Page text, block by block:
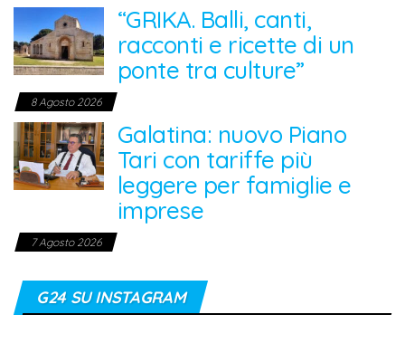
“GRIKA. Balli, canti,
racconti e ricette di un
ponte tra culture”
8 Agosto 2026
Galatina: nuovo Piano
Tari con tariffe più
leggere per famiglie e
imprese
7 Agosto 2026
G24 SU INSTAGRAM